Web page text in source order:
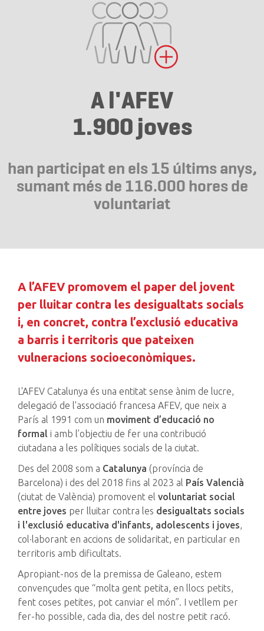
A l'AFEV
1.900 joves
han participat en els 15 últims anys,
sumant més de 116.000 hores de
voluntariat
A l’AFEV promovem el paper del jovent
per lluitar contra les desigualtats socials
i, en concret, contra l’exclusió educativa
a barris i territoris que pateixen
vulneracions socioeconòmiques.
L'AFEV Catalunya és una entitat sense ànim de lucre,
delegació de l'associació francesa AFEV, que neix a
París al 1991 com un moviment d’educació no
formal i amb l’objectiu de fer una contribució
ciutadana a les polítiques socials de la ciutat.
Des del 2008 som a Catalunya (província de
Barcelona) i des del 2018 fins al 2023 al País Valencià
(ciutat de València) promovent el voluntariat social
entre joves per lluitar contra les desigualtats socials
i l'exclusió educativa d'infants, adolescents i joves,
col·laborant en accions de solidaritat, en particular en
territoris amb dificultats.
Apropiant-nos de la premissa de Galeano, estem
convençudes que “molta gent petita, en llocs petits,
fent coses petites, pot canviar el món”. I vetllem per
fer-ho possible, cada dia, des del nostre petit racó.